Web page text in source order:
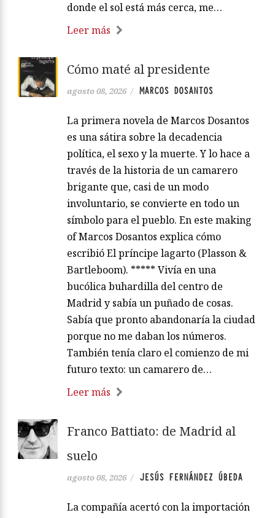
donde el sol está más cerca, me…
Leer más
Cómo maté al presidente
agosto 08, 2026 / MARCOS DOSANTOS
La primera novela de Marcos Dosantos
es una sátira sobre la decadencia
política, el sexo y la muerte. Y lo hace a
través de la historia de un camarero
brigante que, casi de un modo
involuntario, se convierte en todo un
símbolo para el pueblo. En este making
of Marcos Dosantos explica cómo
escribió El príncipe lagarto (Plasson &
Bartleboom). ***** Vivía en una
bucólica buhardilla del centro de
Madrid y sabía un puñado de cosas.
Sabía que pronto abandonaría la ciudad
porque no me daban los números.
También tenía claro el comienzo de mi
futuro texto: un camarero de…
Leer más
Franco Battiato: de Madrid al
suelo
agosto 08, 2026 / JESÚS FERNÁNDEZ ÚBEDA
La compañía acertó con la importación